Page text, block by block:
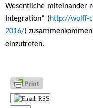
Wesentliche miteinander
Integration“ (http://wolff-
2016/)
einzutreten.